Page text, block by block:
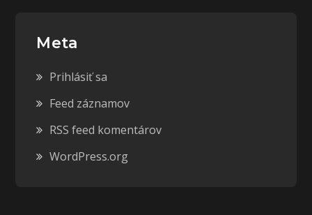
Meta
Prihlásiť sa
Feed záznamov
RSS feed komentárov
WordPress.org